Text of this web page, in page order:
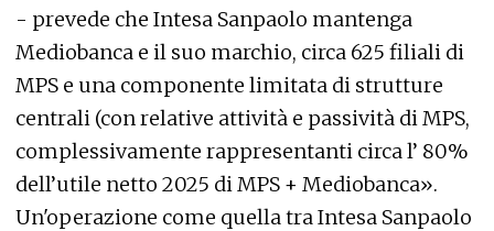
- prevede che Intesa Sanpaolo mantenga
Mediobanca e il suo marchio, circa 625 filiali di
MPS e una componente limitata di strutture
centrali (con relative attività e passività di MPS,
complessivamente rappresentanti circa l’ 80%
dell’utile netto 2025 di MPS + Mediobanca».
Un'operazione come quella tra Intesa Sanpaolo